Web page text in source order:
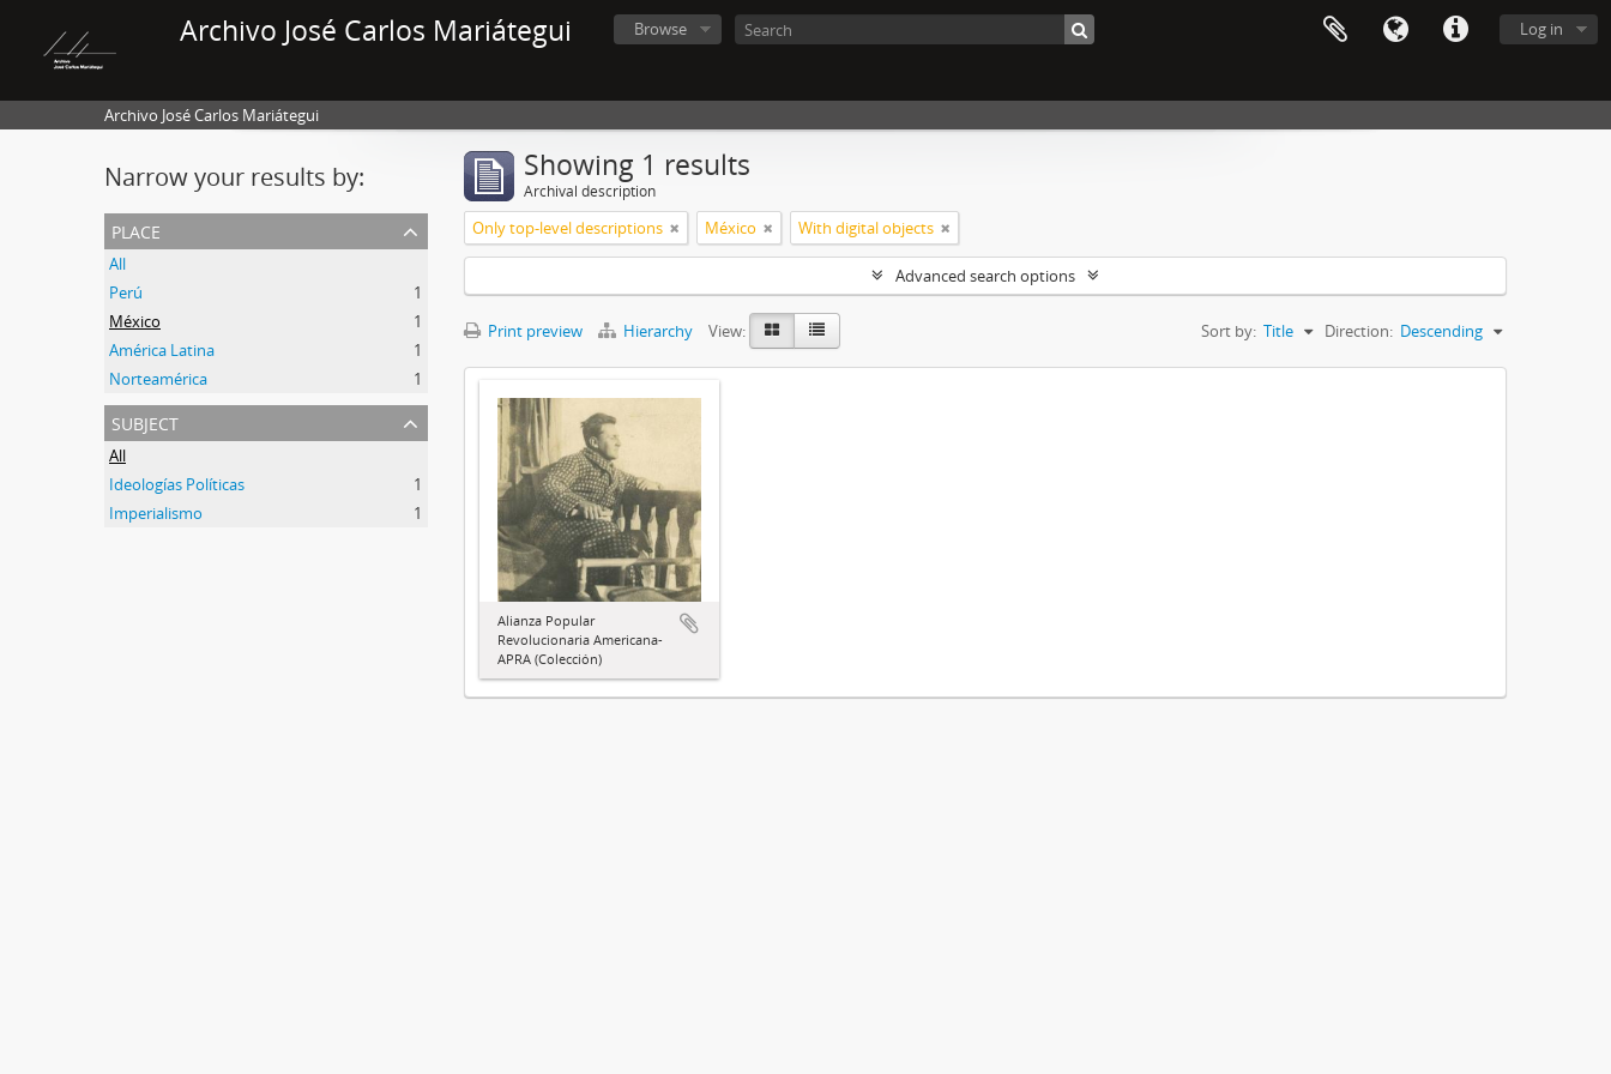
Archivo José Carlos Mariátegui Log in
Browse
Archivo José Carlos Mariátegui
Narrow your results by:
place
All
Perú
1
México
1
América Latina
1
Norteamérica
1
subject
All
Ideologías Políticas
1
Imperialismo
1
Showing 1 results
Archival description
Only top-level descriptions México With digital objects
Advanced search options
Print preview Hierarchy View: Sort by: Title Direction: Descending
Alianza Popular
Revolucionaria Americana-
APRA (Colección)